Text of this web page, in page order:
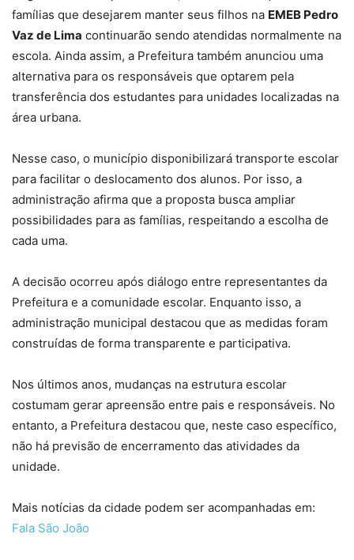
famílias que desejarem manter seus filhos na EMEB Pedro
Vaz de Lima continuarão sendo atendidas normalmente na
escola. Ainda assim, a Prefeitura também anunciou uma
alternativa para os responsáveis que optarem pela
transferência dos estudantes para unidades localizadas na
área urbana.
Nesse caso, o município disponibilizará transporte escolar
para facilitar o deslocamento dos alunos. Por isso, a
administração afirma que a proposta busca ampliar
possibilidades para as famílias, respeitando a escolha de
cada uma.
A decisão ocorreu após diálogo entre representantes da
Prefeitura e a comunidade escolar. Enquanto isso, a
administração municipal destacou que as medidas foram
construídas de forma transparente e participativa.
Nos últimos anos, mudanças na estrutura escolar
costumam gerar apreensão entre pais e responsáveis. No
entanto, a Prefeitura destacou que, neste caso específico,
não há previsão de encerramento das atividades da
unidade.
Mais notícias da cidade podem ser acompanhadas em:
Fala São João